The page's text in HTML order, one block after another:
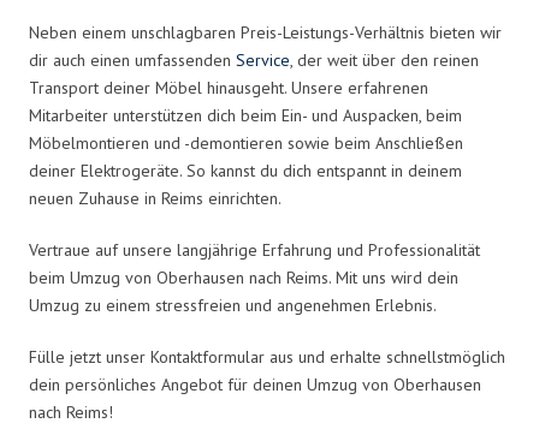
Neben einem unschlagbaren Preis-Leistungs-Verhältnis bieten wir
dir auch einen umfassenden Service, der weit über den reinen
Transport deiner Möbel hinausgeht. Unsere erfahrenen
Mitarbeiter unterstützen dich beim Ein- und Auspacken, beim
Möbelmontieren und -demontieren sowie beim Anschließen
deiner Elektrogeräte. So kannst du dich entspannt in deinem
neuen Zuhause in Reims einrichten.
Vertraue auf unsere langjährige Erfahrung und Professionalität
beim Umzug von Oberhausen nach Reims. Mit uns wird dein
Umzug zu einem stressfreien und angenehmen Erlebnis.
Fülle jetzt unser Kontaktformular aus und erhalte schnellstmöglich
dein persönliches Angebot für deinen Umzug von Oberhausen
nach Reims!